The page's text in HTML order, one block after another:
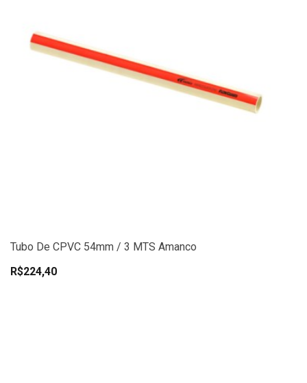
Tubo De CPVC 54mm / 3 MTS Amanco
R$224,40